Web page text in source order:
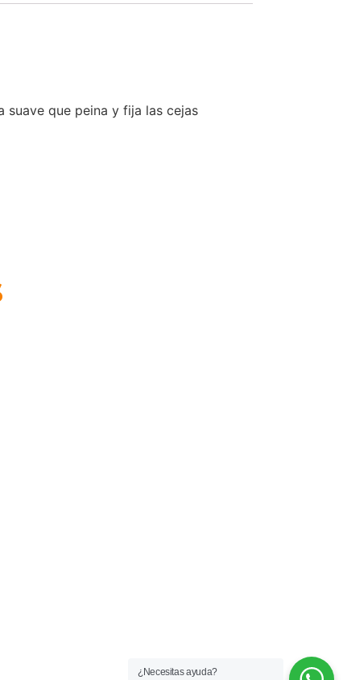
suave que peina y fija las cejas
¿Necesitas ayuda?